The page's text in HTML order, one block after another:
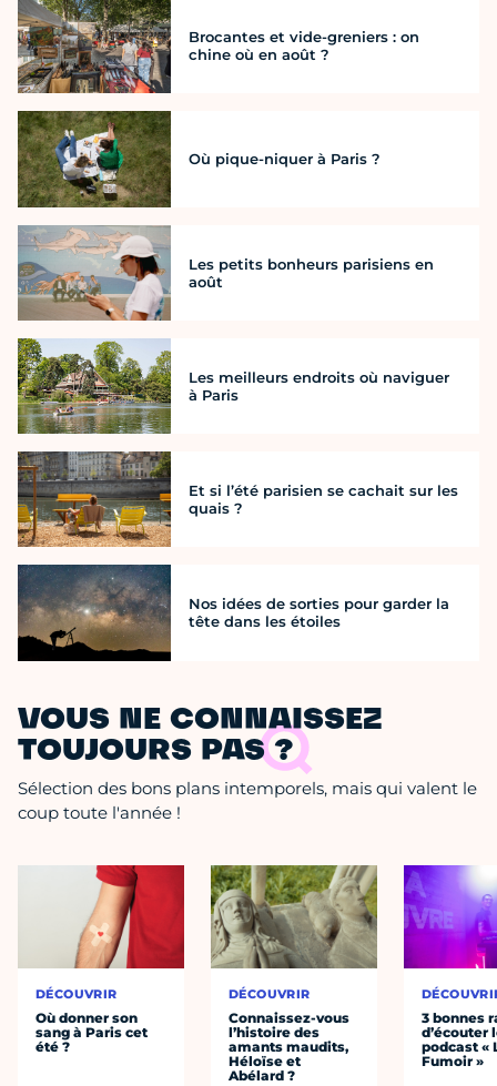
Brocantes et vide-greniers : on
chine où en août ?
Où pique-niquer à Paris ?
Les petits bonheurs parisiens en
août
Les meilleurs endroits où naviguer
à Paris
Et si l’été parisien se cachait sur les
quais ?
Nos idées de sorties pour garder la
tête dans les étoiles
VOUS NE CONNAISSEZ
TOUJOURS PAS ?
Sélection des bons plans intemporels, mais qui valent le
coup toute l'année !
DÉCOUVRIR
Où donner son
sang à Paris cet
été ?
DÉCOUVRIR
Connaissez-vous
l’histoire des
amants maudits,
Héloïse et
Abélard ?
3 bonnes
d’écouter
podcast «
Fumoir »